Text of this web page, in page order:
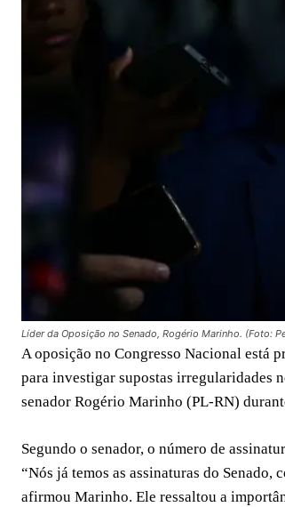
Líder da Oposição no Senado, Rogério Marinho. (Foto:
A oposição no Congresso Nacional está
para investigar supostas irregularidades
senador Rogério Marinho (PL-RN)
Segundo o senador, o número de
“Nós já temos as assinaturas do Senado,
afirmou Marinho. Ele ressaltou a